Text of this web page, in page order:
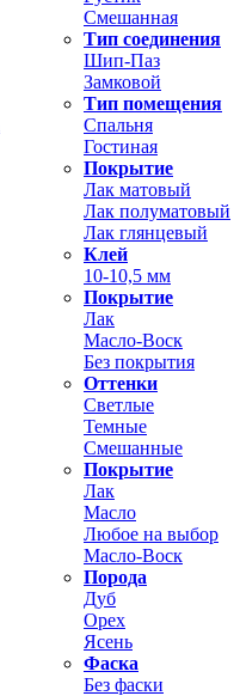
Смешанная
Тип соединения
Шип-Паз
Замковой
Тип помещения
Спальня
Гостиная
Покрытие
Лак матовый
Лак полуматовый
Лак глянцевый
Клей
10-10,5 мм
Покрытие
Лак
Масло-Воск
Без покрытия
Оттенки
Светлые
Темные
Смешанные
Покрытие
Лак
Масло
Любое на выбор
Масло-Воск
Порода
Дуб
Орех
Ясень
Фаска
Без фаски